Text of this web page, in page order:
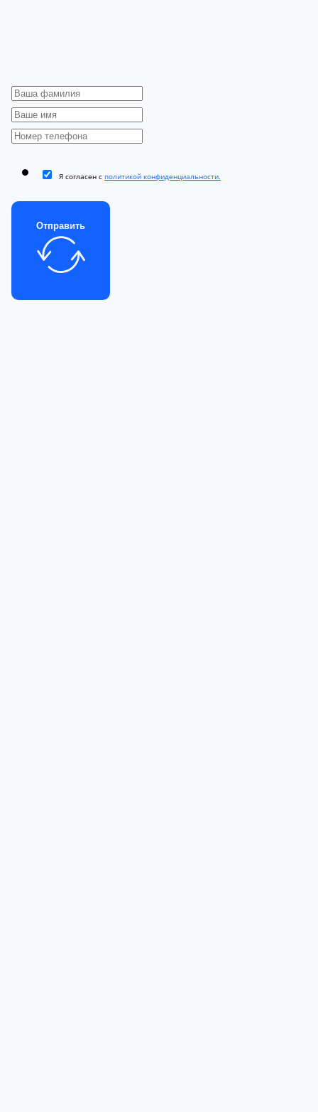
Я согласен с политикой конфиденциальности.
Отправить